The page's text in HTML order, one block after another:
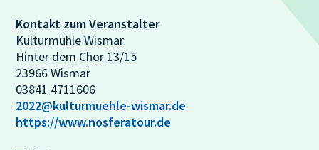
Kontakt zum Veranstalter
Kulturmühle Wismar
Hinter dem Chor 13/15
23966 Wismar
03841 4711606
2022@kulturmuehle-wismar.de
https://www.nosferatour.de